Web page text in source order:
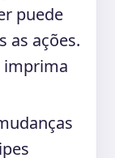
puede
as ações.
imprima